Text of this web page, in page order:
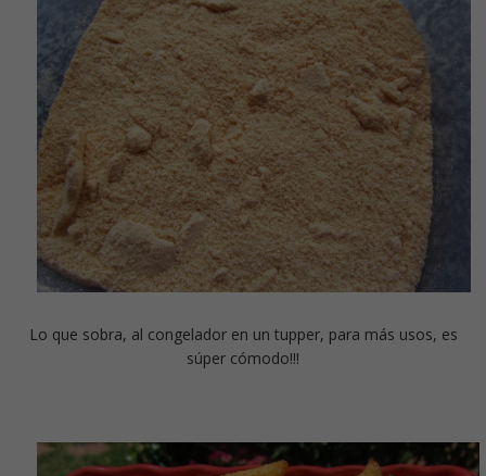
Lo que sobra, al congelador en un tupper, para más usos, es
súper cómodo!!!